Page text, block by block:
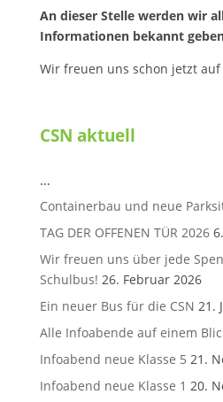
An dieser Stelle werden wir
Informationen bekannt
Wir freuen uns schon jetzt auf
CSN aktuell
…
Containerbau und neue
TAG DER OFFENEN TÜR 2026
Wir freuen uns über jede
Schulbus! 26. Februar 2026
Ein neuer Bus für die CSN 21.
Alle Infoabende auf einem
Infoabend neue Klasse 5 21.
Infoabend neue Klasse 1 20.